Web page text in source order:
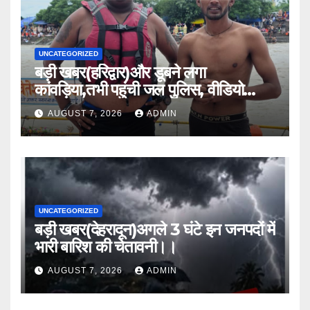
UNCATEGORIZED
बड़ी खबर(हरिद्वार)और डूबने लगा
कांवड़िया,तभी पहुंची जल पुलिस, वीडियो
वायरल।।
AUGUST 7, 2026 ADMIN
UNCATEGORIZED
बड़ी खबर(देहरादून)अगले 3 घंटे इन जनपदों में
भारी बारिश की चेतावनी।।
AUGUST 7, 2026 ADMIN